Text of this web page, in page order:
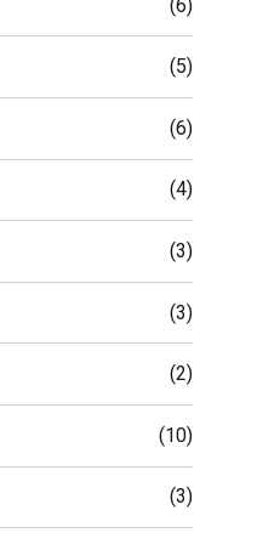
(6)
(5)
(6)
(4)
(3)
(3)
(2)
(10)
(3)